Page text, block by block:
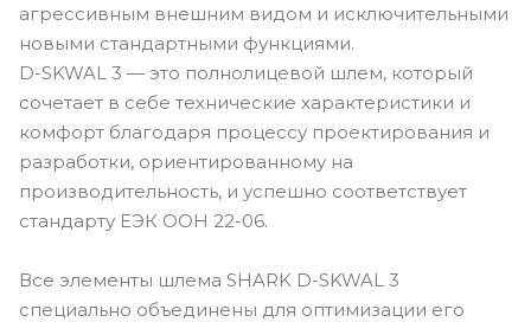
агрессивным внешним видом и исключительными
новыми стандартными функциями.
D-SKWAL 3 — это полнолицевой шлем, который
сочетает в себе технические характеристики и
комфорт благодаря процессу проектирования и
разработки, ориентированному на
производительность, и успешно соответствует
стандарту ЕЭК ООН 22-06.
Все элементы шлема SHARK D-SKWAL 3
специально объединены для оптимизации его